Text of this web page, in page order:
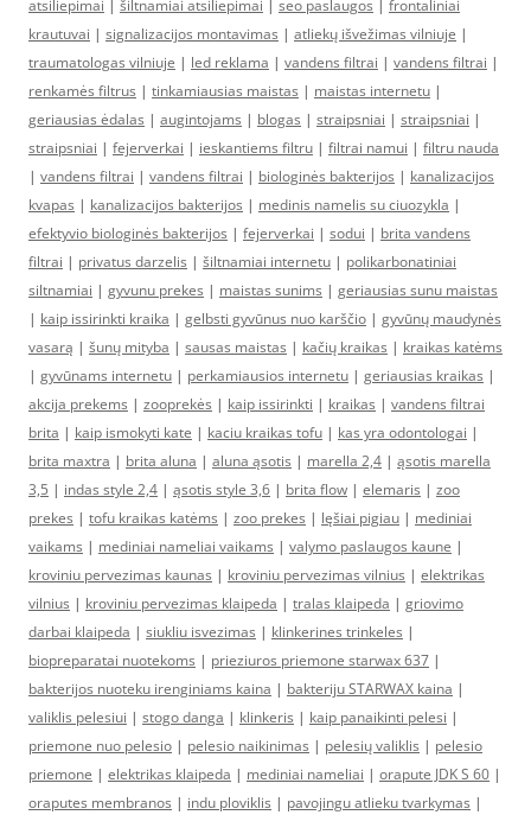
atsiliepimai šiltnamiai atsiliepimai seo paslaugos
frontaliniai
krautuvai | signalizacijos montavimas | atliekų išvežimas vilniuje |
traumatologas vilniuje | led reklama | vandens filtrai | vandens filtrai |
renkamės filtrus | tinkamiausias maistas | maistas internetu |
geriausias ėdalas | augintojams | blogas | straipsniai | straipsniai |
straipsniai | fejerverkai | ieskantiems filtru | filtrai namui | filtru nauda
| vandens filtrai | vandens filtrai | biologinės bakterijos | kanalizacijos
kvapas | kanalizacijos bakterijos | medinis namelis su ciuozykla |
efektyvio biologinės bakterijos | fejerverkai | sodui | brita vandens
filtrai | privatus darzelis | šiltnamiai internetu | polikarbonatiniai
siltnamiai | gyvunu prekes | maistas sunims | geriausias sunu maistas
| kaip issirinkti kraika | gelbsti gyvūnus nuo karščio | gyvūnų maudynės
vasarą | šunų mityba | sausas maistas | kačių kraikas | kraikas katėms
| gyvūnams internetu | perkamiausios internetu | geriausias kraikas |
akcija prekems | zooprekės | kaip issirinkti | kraikas | vandens filtrai
brita | kaip ismokyti kate | kaciu kraikas tofu | kas yra odontologai |
brita maxtra | brita aluna | aluna ąsotis | marella 2,4 | ąsotis marella
3,5 | indas style 2,4 | ąsotis style 3,6 | brita flow | elemaris | zoo
prekes | tofu kraikas katėms | zoo prekes | lęšiai pigiau | mediniai
vaikams | mediniai nameliai vaikams | valymo paslaugos kaune |
kroviniu pervezimas kaunas | kroviniu pervezimas vilnius | elektrikas
vilnius | kroviniu pervezimas klaipeda | tralas klaipeda | griovimo
darbai klaipeda | siukliu isvezimas | klinkerines trinkeles |
biopreparatai nuotekoms | prieziuros priemone starwax 637 |
bakterijos nuoteku irenginiams kaina | bakteriju STARWAX kaina |
valiklis pelesiui | stogo danga | klinkeris | kaip panaikinti pelesi |
priemone nuo pelesio | pelesio naikinimas | pelesių valiklis | pelesio
priemone | elektrikas klaipeda | mediniai nameliai | orapute JDK S 60 |
oraputes membranos | indu ploviklis | pavojingu atlieku tvarkymas |